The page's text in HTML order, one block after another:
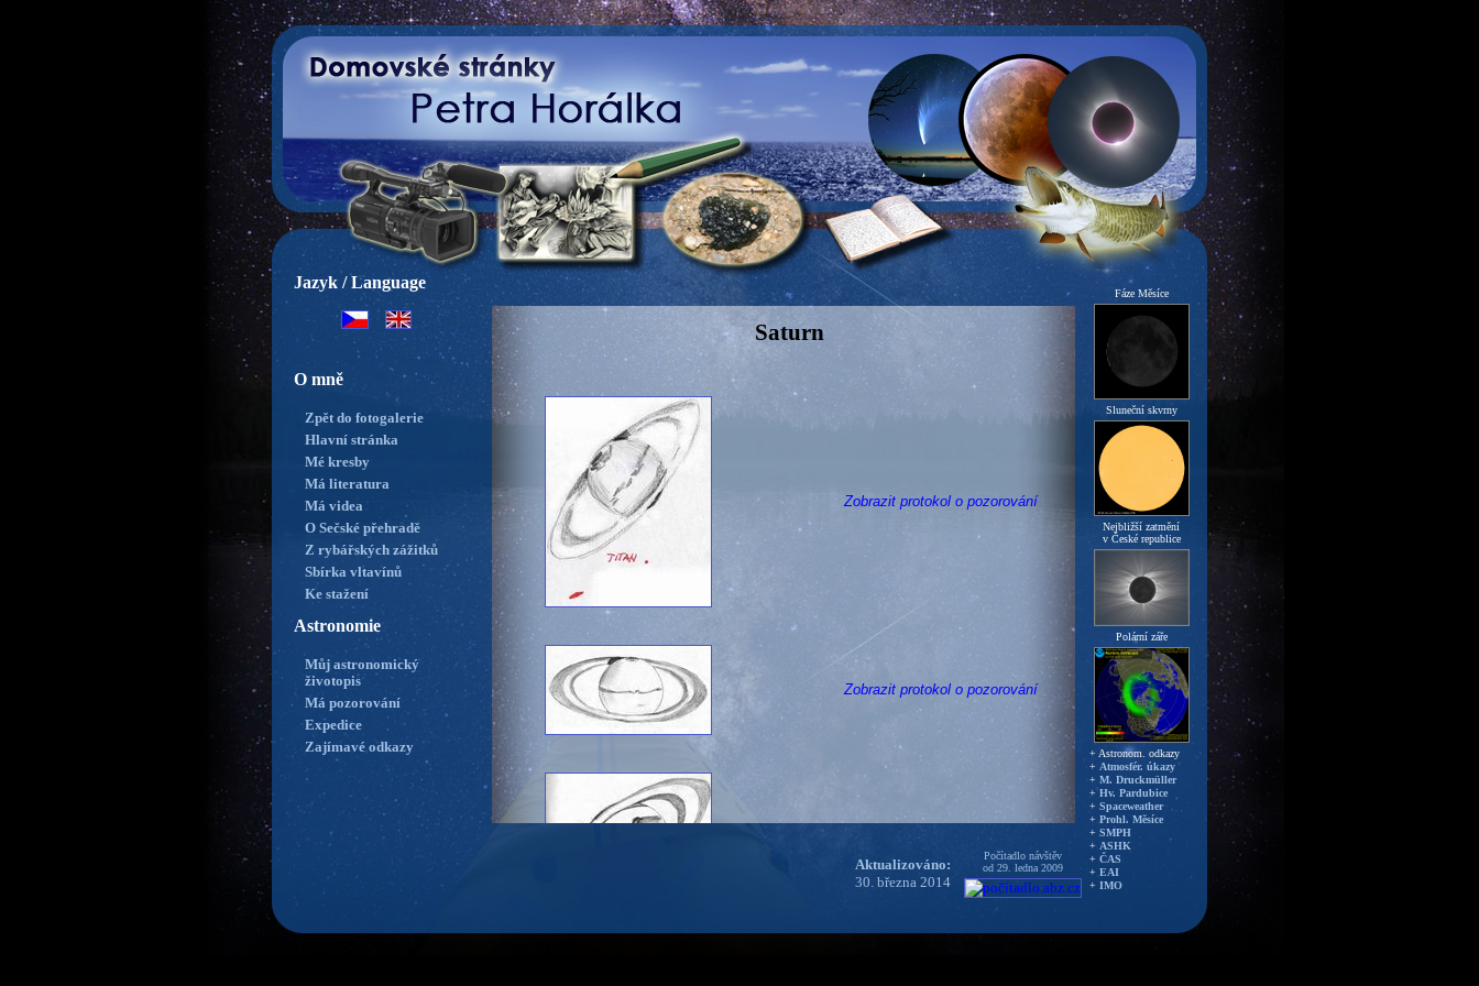
Saturn
Zobrazit protokol o pozorování
Zobrazit protokol o pozorování
Jazyk / Language
O mně
Zpět do fotogalerie
Hlavní stránka
Mé kresby
Má literatura
Má videa
O Sečské přehradě
Z rybářských zážitků
Sbírka vltavínů
Ke stažení
Astronomie
Můj astronomický
životopis
Má pozorování
Expedice
Zajímavé odkazy
Aktualizováno:
30. března 2014
Počítadlo návštěv
od 29. ledna 2009
Fáze Měsíce
Sluneční skvrny
Nejbližší zatmění
v České republice
Polární záře
+ Astronom. odkazy
+ Atmosfér. úkazy
+ M. Druckmüller
+ Hv. Pardubice
+ Spaceweather
+ Prohl. Měsíce
+ SMPH
+ ASHK
+ ČAS
+ EAI
+ IMO